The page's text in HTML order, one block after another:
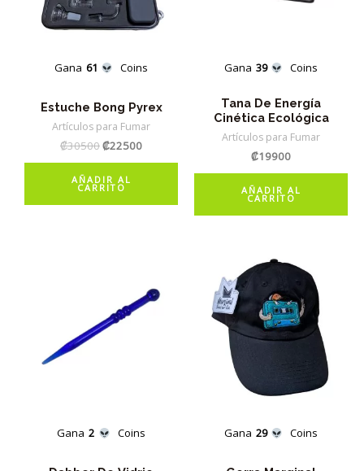
Gana 61 Coins
Estuche Bong Pyrex
Artículos para Fumar
₡30500El
original
era:
₡22500El
AÑADIR AL
CARRITO
Gana 39 Coins
Tana De Energía
Cinética Ecológica
Artículos para Fumar
₡19900
AÑADIR AL
CARRITO
Gana 2 Coins Gana 29 Coins